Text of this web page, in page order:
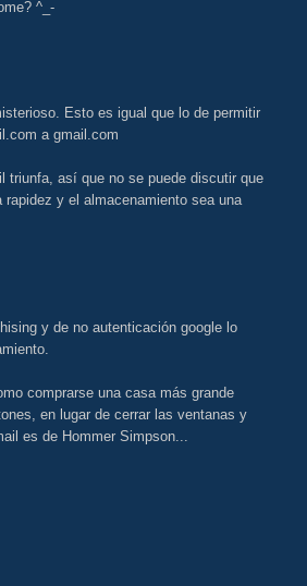
^_-
Esto es igual que lo de permitir
a gmail.com
triunfa, así que no se puede discutir que
y el almacenamiento sea una
y de no autenticación google lo
comprarse una casa más grande
en lugar de cerrar las ventanas y
es de Hommer Simpson...